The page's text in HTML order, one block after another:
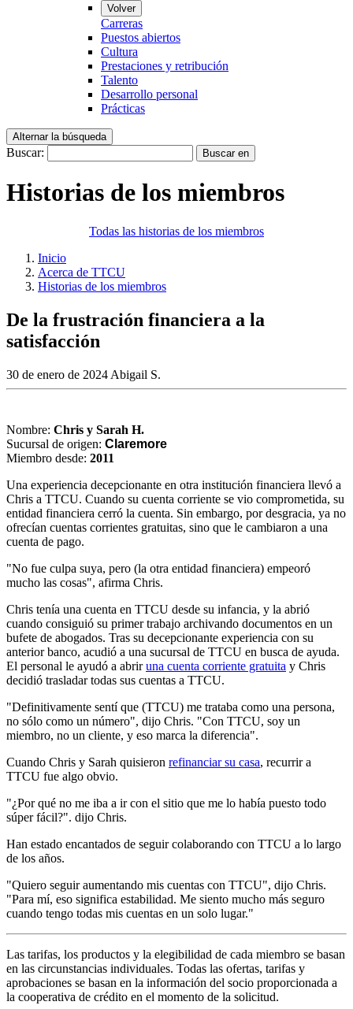
Volver
Carreras
Puestos abiertos
Cultura
Prestaciones y retribución
Talento
Desarrollo personal
Prácticas
Alternar la búsqueda
Buscar: Buscar en
Historias de los miembros
Todas las historias de los miembros
Inicio
Acerca de TTCU
Historias de los miembros
De la frustración financiera a la
satisfacción
30 de enero de 2024 Abigail S.
Nombre: Chris y Sarah H.
Sucursal de origen: Claremore
Miembro desde: 2011
Una experiencia decepcionante en otra institución financiera llevó a
Chris a TTCU. Cuando su cuenta corriente se vio comprometida, su
entidad financiera cerró la cuenta. Sin embargo, por desgracia, ya no
ofrecían cuentas corrientes gratuitas, sino que le cambiaron a una
cuenta de pago.
"No fue culpa suya, pero (la otra entidad financiera) empeoró
mucho las cosas", afirma Chris.
Chris tenía una cuenta en TTCU desde su infancia, y la abrió
cuando consiguió su primer trabajo archivando documentos en un
bufete de abogados. Tras su decepcionante experiencia con su
anterior banco, acudió a una sucursal de TTCU en busca de ayuda.
El personal le ayudó a abriruna cuenta corriente gratuita y Chris
decidió trasladar todas sus cuentas a TTCU.
"Definitivamente sentí que (TTCU) me trataba como una persona,
no sólo como un número", dijo Chris. "Con TTCU, soy un
miembro, no un cliente, y eso marca la diferencia".
Cuando Chris y Sarah quisieron refinanciar su casa, recurrir a
TTCU fue algo obvio.
"¿Por qué no me iba a ir con el sitio que me lo había puesto todo
súper fácil?". dijo Chris.
Han estado encantados de seguir colaborando con TTCU a lo largo
de los años.
"Quiero seguir aumentando mis cuentas con TTCU", dijo Chris.
"Para mí, eso significa estabilidad. Me siento mucho más seguro
cuando tengo todas mis cuentas en un solo lugar."
Las tarifas, los productos y la elegibilidad de cada miembro se basan
en las circunstancias individuales. Todas las ofertas, tarifas y
aprobaciones se basan en la información del socio proporcionada a
la cooperativa de crédito en el momento de la solicitud.